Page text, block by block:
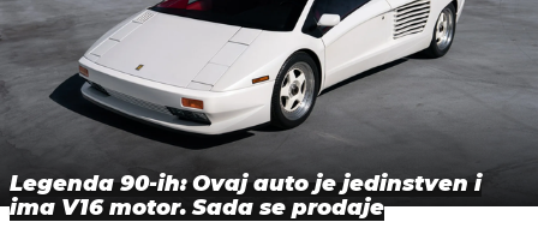
Legenda 90-ih: Ovaj auto je jedinstven i
ima V16 motor. Sada se prodaje